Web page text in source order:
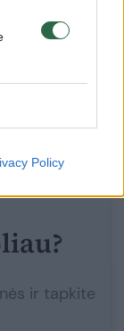
Policy
ruožtu
pats
ir tapkite